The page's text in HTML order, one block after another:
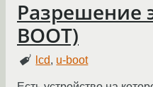
Разрешение
BOOT)
lcd, u-boot